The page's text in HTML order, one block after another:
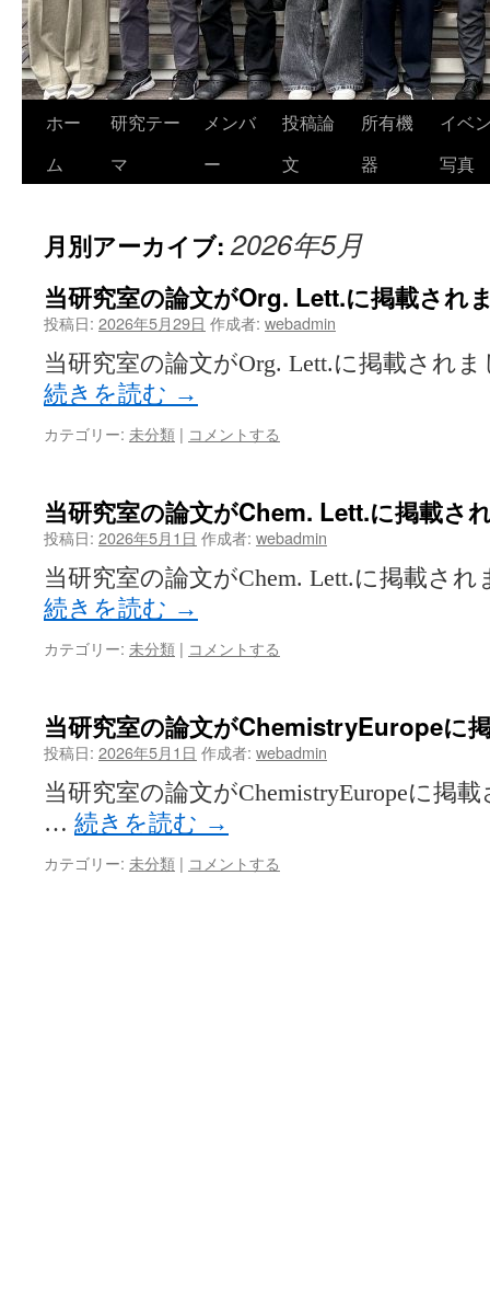
ホー
ム
研究テー
マ
メンバ
ー
投稿論
文
所有機
器
イベ
写真
月別アーカイブ:2026年5月
当研究室の論文がOrg. Lett.に掲載され
投稿日: 2026年5月29日 作成者: webadmin
当研究室の論文がOrg. Lett.に掲載され
続きを読む →
カテゴリー: 未分類 | コメントする
当研究室の論文がChem. Lett.に掲載さ
投稿日: 2026年5月1日 作成者: webadmin
当研究室の論文がChem. Lett.に掲載さ
続きを読む →
カテゴリー: 未分類 | コメントする
当研究室の論文がChemistryEuropeに
投稿日: 2026年5月1日 作成者: webadmin
当研究室の論文がChemistryEuropeに掲
… 続きを読む →
カテゴリー: 未分類 | コメントする